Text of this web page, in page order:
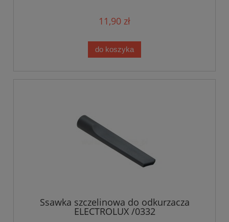
11,90 zł
do koszyka
Ssawka szczelinowa do odkurzacza
ELECTROLUX /0332